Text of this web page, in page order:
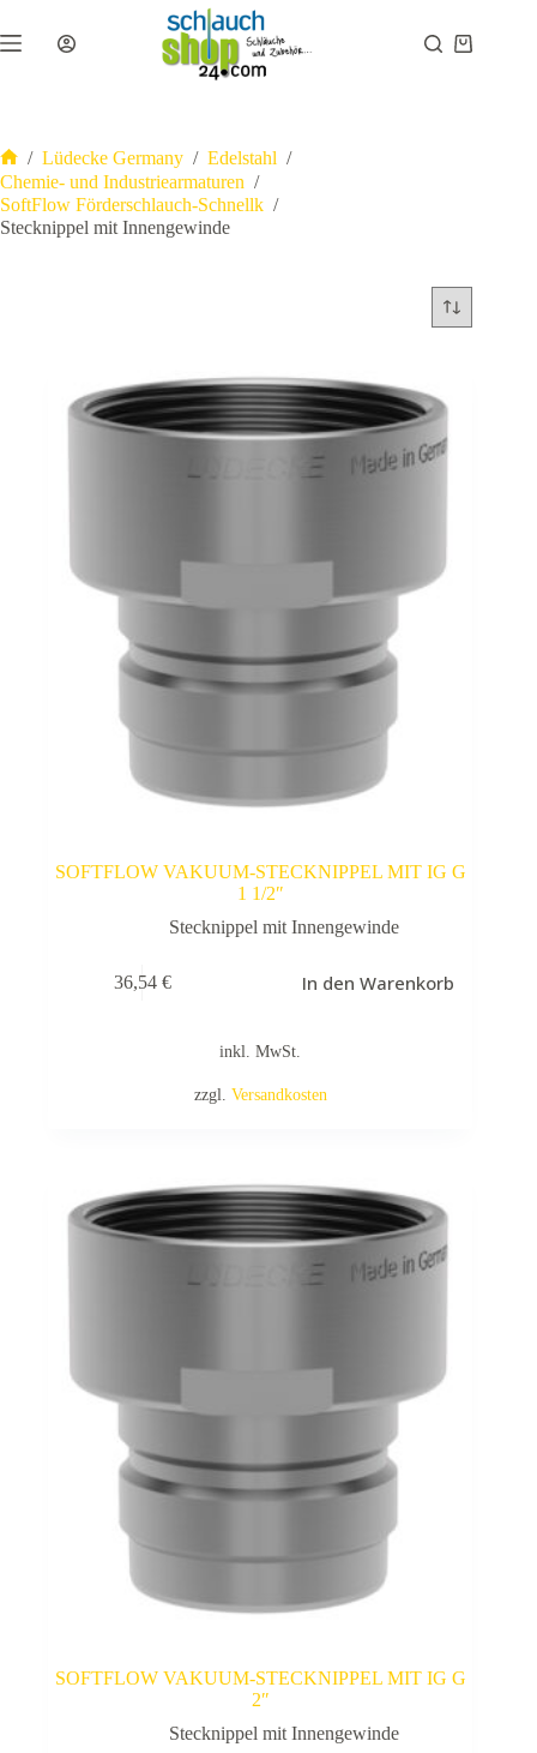
Inhalt
springen
Warenkorb
Start
/ Lüdecke Germany / Edelstahl /
Chemie- und Industriearmaturen /
SoftFlow Förderschlauch-Schnellk /
Stecknippel mit Innengewinde
SOFTFLOW VAKUUM-STECKNIPPEL MIT IG G
1 1/2″
Stecknippel mit Innengewinde
36,54 € In den Warenkorb
inkl. MwSt.
zzgl. Versandkosten
SOFTFLOW VAKUUM-STECKNIPPEL MIT IG G
2″
Stecknippel mit Innengewinde